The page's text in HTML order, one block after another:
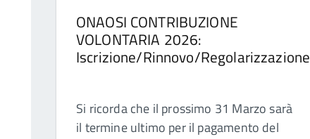
ONAOSI CONTRIBUZIONE
VOLONTARIA 2026:
Iscrizione/Rinnovo/Regolarizzazione
Si ricorda che il prossimo 31 Marzo sarà
il termine ultimo per il pagamento del